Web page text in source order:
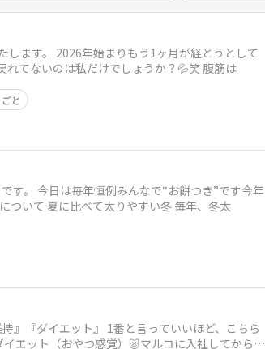
ます。 2026年始まりもう1ヶ月が経とうとして
てないのは私だけでしょうか？💦笑 腹筋は
と
す。 今日は毎年恒例みんなで“お餅つき”です今年
ついて 夏に比べて太りやすい冬 毎年、冬太
』『ダイエット』 1番と言っていいほど、こちら
エット（おやつ感覚）🐷マルコに入社してからは